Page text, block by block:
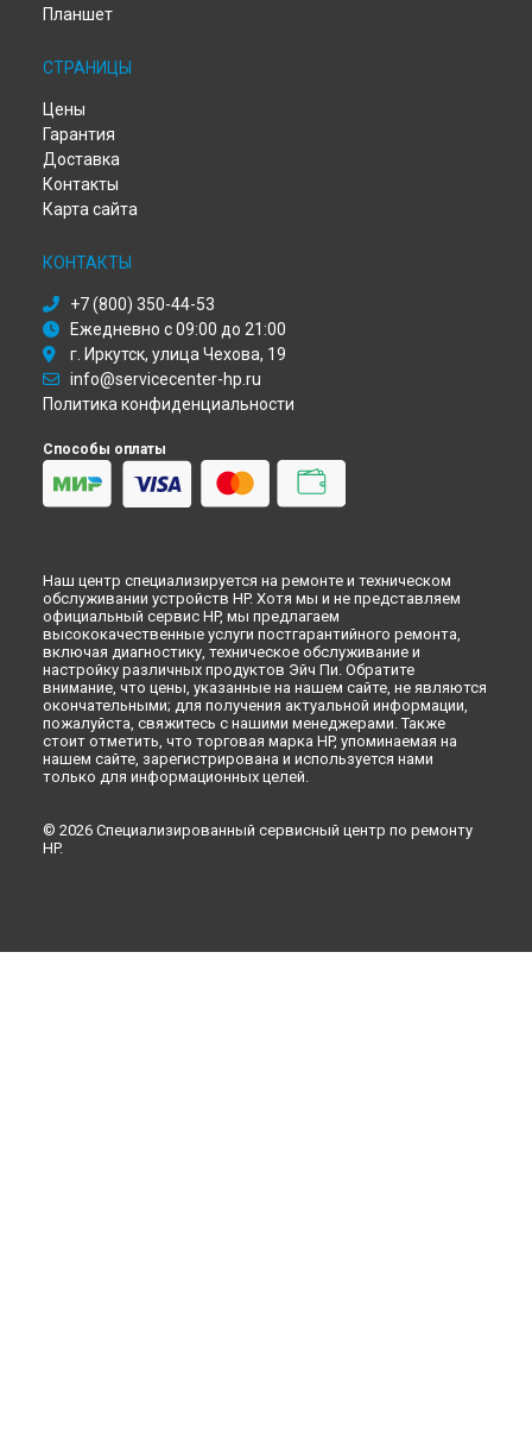
Настройка плоттера HP в
Настройка плоттера HP в
Настройка плоттера HP в
Настройка плоттера HP в
Настройка плоттера HP в
Планшет
СТРАНИЦЫ
Цены
Гарантия
Доставка
Контакты
Карта сайта
КОНТАКТЫ
+7 (800) 350-44-53
Ежедневно с 09:00 до 21:00
г. Иркутск, улица Чехова, 19
info@servicecenter-hp.ru
Политика конфиденциальности
Способы оплаты
Наш центр специализируется на ремонте и техническом
обслуживании устройств HP. Хотя мы и не представляем
официальный сервис HP, мы предлагаем
высококачественные услуги постгарантийного ремонта,
включая диагностику, техническое обслуживание и
настройку различных продуктов Эйч Пи. Обратите
внимание, что цены, указанные на нашем сайте, не являются
окончательными; для получения актуальной информации,
пожалуйста, свяжитесь с нашими менеджерами. Также
стоит отметить, что торговая марка HP, упоминаемая на
нашем сайте, зарегистрирована и используется нами
только для информационных целей.
© 2026 Специализированный сервисный центр по ремонту
HP.